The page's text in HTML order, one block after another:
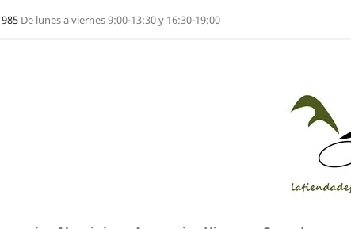
De lunes a viernes 9:00-13:30 y 16:30-19:00